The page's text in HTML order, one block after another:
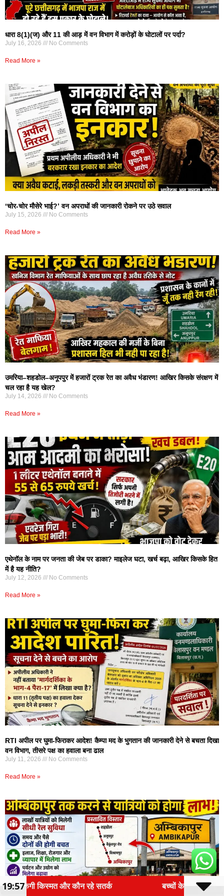
धारा 8(1)(ज) और 11 की आड़ में वन विभाग में करोड़ों के घोटालों पर पर्दा?
July 16, 2026 No Comments
Read More »
‘चोर-चोर मौसेरे भाई?’ वन अपराधों की जानकारी रोकने पर उठे सवाल
July 15, 2026 No Comments
Read More »
उमरिया–शहडोल–अनूपपुर में हजारों ट्रक रेत का अवैध भंडारण! आखिर किसके संरक्षण में
चल रहा है यह खेल?
July 14, 2026 No Comments
Read More »
एथेनॉल के नाम पर जनता की जेब पर डाका? माइलेज घटा, खर्च बढ़ा, आखिर किसके हित
में है यह नीति?
July 12, 2026 No Comments
Read More »
RTI अपील पर घुमा-फिराकर आदेश! कैम्पा मद के भुगतान की जानकारी देने से बचता दिखा
वन विभाग, तीसरे पक्ष का हवाला बना ढाल
July 11, 2026 No Comments
Read More »
बच्चों के सोशल मीडिया इस्तेमाल पर लगेगी रोक? 13 साल
19:57